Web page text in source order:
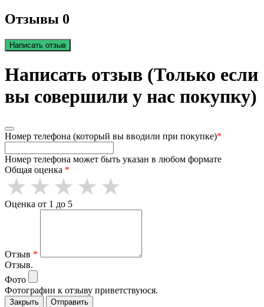
Отзывы 0
Написать отзыв
Написать отзыв (Только если
вы совершили у нас покупку)
Номер телефона (который вы вводили при покупке)*
Номер телефона может быть указан в любом формате
Общая оценка *
Оценка от 1 до 5
Отзыв *
Отзыв.
Фото
Фотографии к отзыву приветствуюся.
Закрыть Отправить